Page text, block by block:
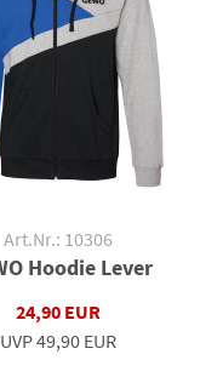
Art.Nr.: 10306
Hoodie Lever
24,90 EUR
UVP49,90 EUR